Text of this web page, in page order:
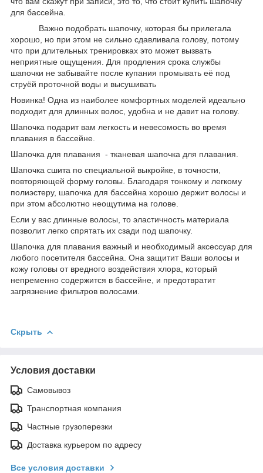
для бассейна.
Важно подобрать шапочку, которая бы прилегала
хорошо, но при этом не сильно сдавливала голову, потому
что при длительных тренировках это может вызвать
неприятные ощущения. Для продления срока службы
шапочки не забывайте после купания промывать её под
струёй проточной воды и высушивать
Новинка! Одна из наиболее комфортных моделей идеально
подходит для длинных волос, удобна и не давит на голову.
Шапочка подарит вам легкость и невесомость во время
плавания в бассейне.
Шапочка для плавания - тканевая шапочка для плавания.
Шапочка сшита по специальной выкройке, в точности,
повторяющей форму головы. Благодаря тонкому и легкому
полиэстеру, шапочка для бассейна хорошо держит волосы и
при этом абсолютно неощутима на голове.
Если у вас длинные волосы, то эластичность материала
позволит легко спрятать их сзади под шапочку.
Шапочка для плавания важный и необходимый аксессуар для
любого посетителя бассейна. Она защитит Ваши волосы и
кожу головы от вредного воздействия хлора, который
непременно содержится в бассейне, и предотвратит
загрязнение фильтров волосами.
Скрыть
Условия доставки
Самовывоз
Транспортная компания
Частные грузоперезки
Доставка курьером по адресу
Все условия доставки